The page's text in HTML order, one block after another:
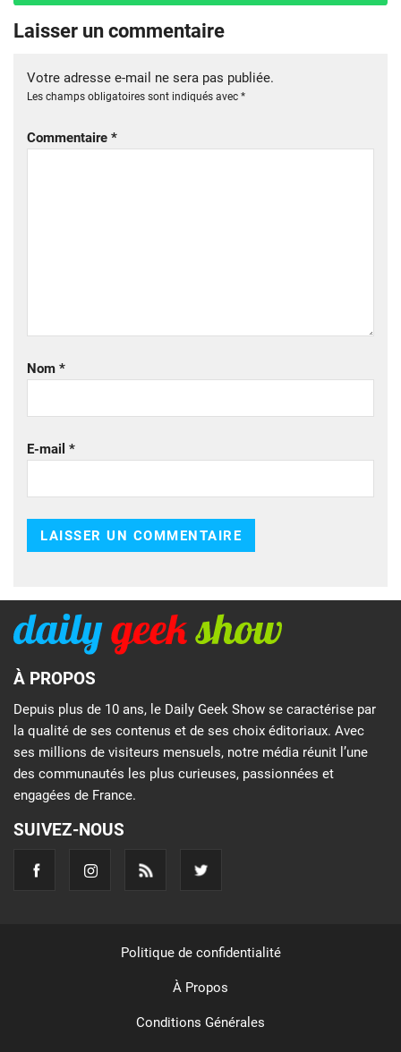
Laisser un commentaire
Votre adresse e-mail ne sera pas publiée.
Les champs obligatoires sont indiqués avec *
Commentaire *
Nom *
E-mail *
À PROPOS
Depuis plus de 10 ans, le Daily Geek Show se caractérise par
la qualité de ses contenus et de ses choix éditoriaux. Avec
ses millions de visiteurs mensuels, notre média réunit l’une
des communautés les plus curieuses, passionnées et
engagées de France.
SUIVEZ-NOUS
Politique de confidentialité
À Propos
Conditions Générales